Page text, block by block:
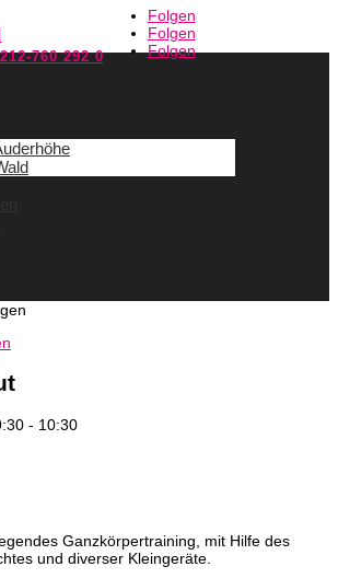
760 292 0
Folgen
Folgen
Folgen
- 10:30
Ganzkörpertraining, mit Hilfe des
und diverser Kleingeräte.